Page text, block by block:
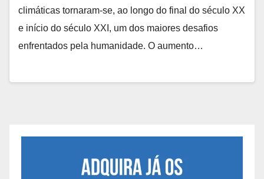
climáticas tornaram-se, ao longo do final do século XX
e início do século XXI, um dos maiores desafios
enfrentados pela humanidade. O aumento…